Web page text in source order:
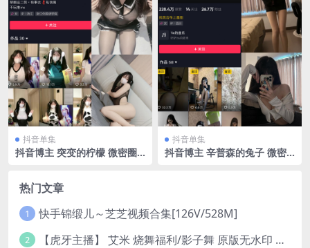
抖音单集
抖音博主 突变的柠檬 微密圈
抖音单集
抖音博主 辛普森的兔子 微密
热门文章
1 快手锦缎儿～芝芝视频合集[126V/528M]
2 【虎牙主播】 艾米 烧舞福利/影子舞 原版无水印 （1v/130m）